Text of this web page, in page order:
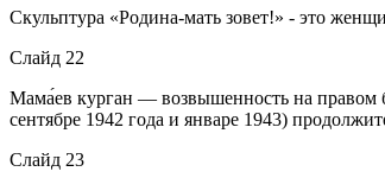
Скульптура «Родина-мать зовет!» - это
Слайд 22
Мама́ев курган — возвышенность на правом
сентябре 1942 года и январе 1943)
Слайд 23